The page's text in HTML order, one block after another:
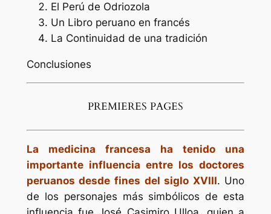
El Perú de Odriozola
Un Libro peruano en francés
La Continuidad de una tradición
Conclusiones
PREMIERES PAGES
La medicina francesa ha tenido una
importante influencia entre los doctores
peruanos desde fines del siglo XVIII. Uno
de los personajes más simbólicos de esta